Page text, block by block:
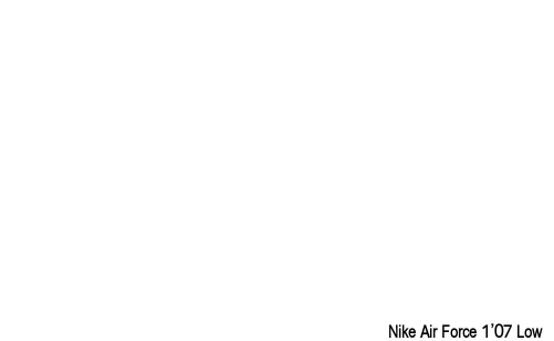
Nike Air Force 1’07 Low